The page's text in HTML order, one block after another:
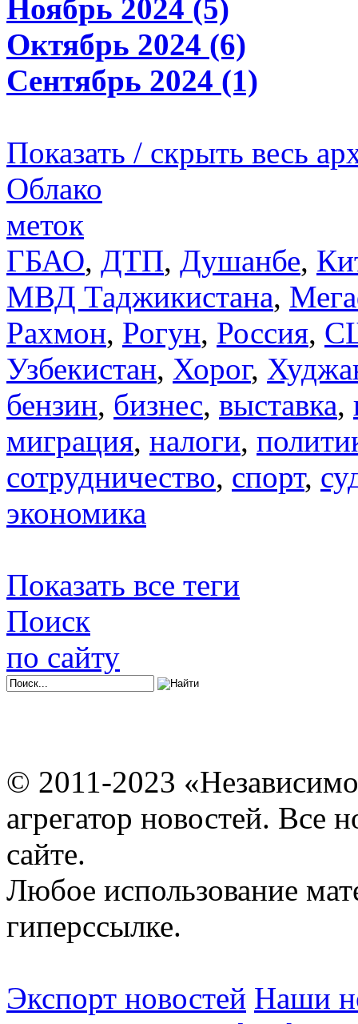
Ноябрь 2024 (5)
Октябрь 2024 (6)
Сентябрь 2024 (1)
Показать / скрыть весь
Облако
меток
ГБАО, ДТП, Душанбе,
МВД Таджикистана,
Рахмон, Рогун, Россия,
Узбекистан, Хорог,
бензин, бизнес, выставка,
миграция, налоги,
сотрудничество, спорт,
экономика
Показать все теги
Поиск
по сайту
© 2011-2023
агрегатор новостей. Все
сайте.
Любое использование
гиперссылке.
Экспорт новостей Наши